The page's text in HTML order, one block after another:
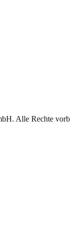
Alle Rechte